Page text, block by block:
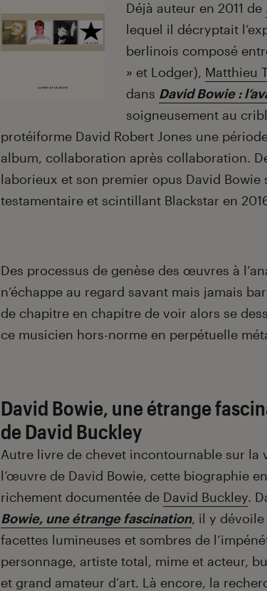
Déjà auteur en 2011 de
lequel il décryptait
berlinois composé
» et Lodger), Matthieu
dans David Bowie :
soigneusement au
protéiforme David Robert Jones une
album, collaboration après collaboration.
laborieux et son premier opus David Bowie
testamentaire et scintillant Blackstar en
Des processus de genèse des œuvres à
n’échappe au regard savant mais jamais
de chapitre en chapitre de voir alors se
ce musicien hors-norme en perpétuelle
David Bowie, une étrange
de David Buckley
Autre livre de chevet incontournable sur la
l’œuvre de David Bowie, cette biographie
richement documentée de David Buckley.
Bowie, une étrange fascination, il y dévoile
facettes lumineuses et sombres de
personnage, artiste total, mime et acteur,
et grand amateur d’art. Là encore, la